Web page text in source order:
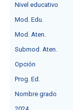
Nivel educativo
Mod. Edu.
Mod. Aten.
Submod. Aten.
Opción
Prog. Ed.
Nombre grado